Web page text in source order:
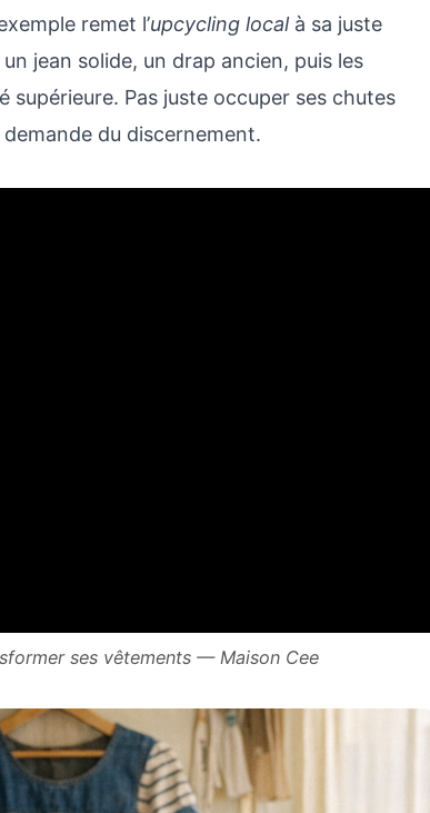
remet l’upcycling localà sa juste
jean solide, un drap ancien, puis les
supérieure. Pas juste occuper ses chutes
du discernement.
ses vêtements — Maison Cee